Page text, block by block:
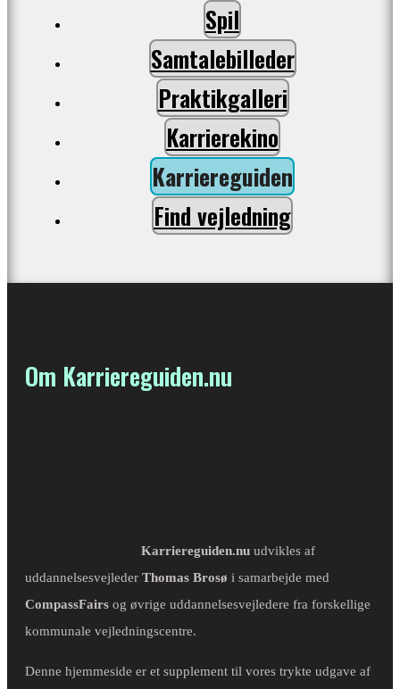
Spil
Samtalebilleder
Praktikgalleri
Karrierekino
Karriereguiden
Find vejledning
Om Karriereguiden.nu
Karriereguiden.nu udvikles af
uddannelsesvejleder Thomas Brosø i samarbejde med
CompassFairs og øvrige uddannelsesvejledere fra forskellige
kommunale vejledningscentre.
Denne hjemmeside er et supplement til vores trykte udgave af